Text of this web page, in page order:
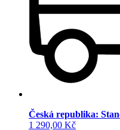
Česká republika:
1 290,00 Kč